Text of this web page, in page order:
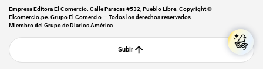
Empresa Editora El Comercio. Calle Paracas #532, Pueblo Libre. Copyright ©
Elcomercio.pe. Grupo El Comercio — Todos los derechos reservados
Miembro del Grupo de Diarios América
Subir